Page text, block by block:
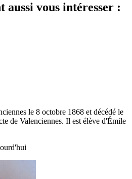
aussi vous intéresser :
le 8 octobre 1868 et décédé le
de Valenciennes. Il est élève d'Émile